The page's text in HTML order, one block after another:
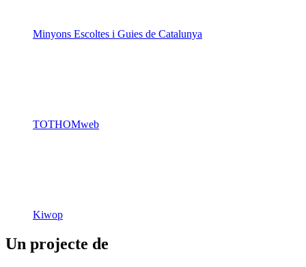
Minyons Escoltes i Guies de Catalunya
TOTHOMweb
Kiwop
Un projecte de